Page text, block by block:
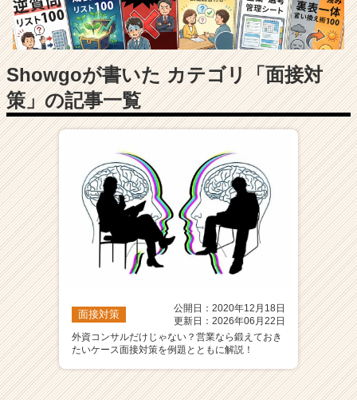
企
業
か
ら
ス
カ
ウ
が
届
く
就
活
サ
イ
ト
ャ
リ
ア
Showgoが書いた カテゴリ「面接対
策」の記事一覧
面接対策
公開日：2020年12月18日
更新日：2026年06月22日
外資コンサルだけじゃない？営業なら鍛えておき
たいケース面接対策を例題とともに解説！